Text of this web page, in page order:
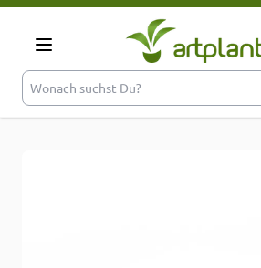
Zum Inhalt springen